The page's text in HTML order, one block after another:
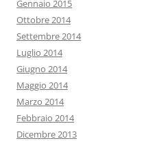
Gennaio 2015
Ottobre 2014
Settembre 2014
Luglio 2014
Giugno 2014
Maggio 2014
Marzo 2014
Febbraio 2014
Dicembre 2013